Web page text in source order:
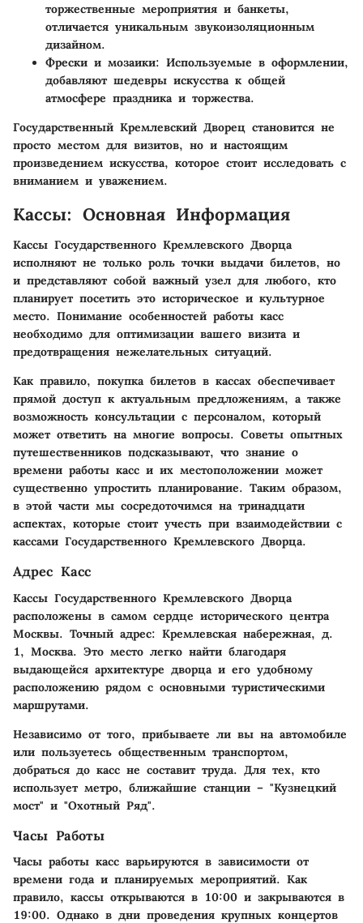
торжественные мероприятия и банкеты,
отличается уникальным звукоизоляционным
дизайном.
Фрески и мозаики: Используемые в оформлении,
добавляют шедевры искусства к общей
атмосфере праздника и торжества.
Государственный Кремлевский Дворец становится не
просто местом для визитов, но и настоящим
произведением искусства, которое стоит исследовать с
вниманием и уважением.
Кассы: Основная Информация
Кассы Государственного Кремлевского Дворца
исполняют не только роль точки выдачи билетов, но
и представляют собой важный узел для любого, кто
планирует посетить это историческое и культурное
место. Понимание особенностей работы касс
необходимо для оптимизации вашего визита и
предотвращения нежелательных ситуаций.
Как правило, покупка билетов в кассах обеспечивает
прямой доступ к актуальным предложениям, а также
возможность консультации с персоналом, который
может ответить на многие вопросы. Советы опытных
путешественников подсказывают, что знание о
времени работы касс и их местоположении может
существенно упростить планирование. Таким образом,
в этой части мы сосредоточимся на тринадцати
аспектах, которые стоит учесть при взаимодействии с
кассами Государственного Кремлевского Дворца.
Адрес Касс
Кассы Государственного Кремлевского Дворца
расположены в самом сердце исторического центра
Москвы. Точный адрес: Кремлевская набережная, д.
1, Москва. Это место легко найти благодаря
выдающейся архитектуре дворца и его удобному
расположению рядом с основными туристическими
маршрутами.
Независимо от того, прибываете ли вы на автомобиле
или пользуетесь общественным транспортом,
добраться до касс не составит труда. Для тех, кто
использует метро, ближайшие станции – "Кузнецкий
мост" и "Охотный Ряд".
Часы Работы
Часы работы касс варьируются в зависимости от
времени года и планируемых мероприятий. Как
правило, кассы открываются в 10:00 и закрываются в
19:00. Однако в дни проведения крупных концертов